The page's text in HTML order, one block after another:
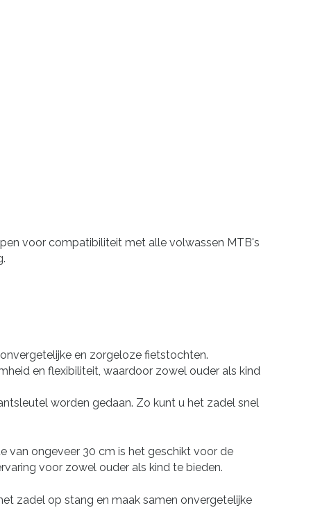
voor compatibiliteit met alle volwassen MTB's
en zorgeloze fietstochten.
en flexibiliteit, waardoor zowel ouder als kind
worden gedaan. Zo kunt u het zadel snel
van ongeveer 30 cm is het geschikt voor de
voor zowel ouder als kind te bieden.
zadel op stang en maak samen onvergetelijke